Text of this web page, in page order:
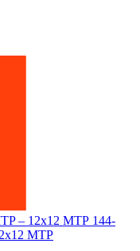
144-
MTP